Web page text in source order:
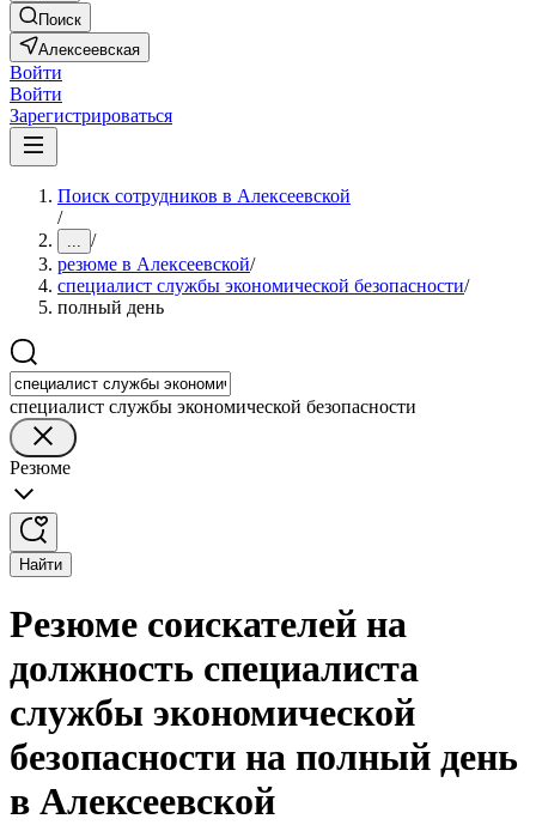
Поиск
Алексеевская
Войти
Войти
Зарегистрироваться
Поиск сотрудников в Алексеевской
/
... /
резюме в Алексеевской/
специалист службы экономической безопасности/
полный день
специалист службы экономической безопасности
Резюме
Найти
Резюме соискателей на
должность специалиста
службы экономической
безопасности на полный день
в Алексеевской